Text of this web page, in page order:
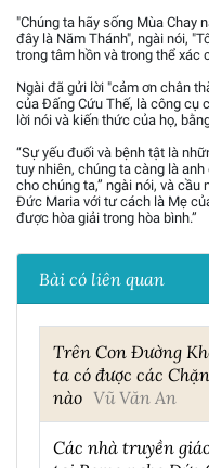
"Chúng ta hãy sống Mùa Chay
đây là Năm Thánh", ngài nói,
trong tâm hồn và trong thể xác
Ngài đã gửi lời "cảm ơn chân
của Đấng Cứu Thế, là công cụ
lời nói và kiến thức của họ,
“Sự yếu đuối và bệnh tật là
tuy nhiên, chúng ta càng là
cho chúng ta,” ngài nói, và cầu
Đức Maria với tư cách là Mẹ
được hòa giải trong hòa bình.”
Bài có liên quan
Trên Con Đường
ta có được các
nào Vũ Văn An
Các nhà truyền